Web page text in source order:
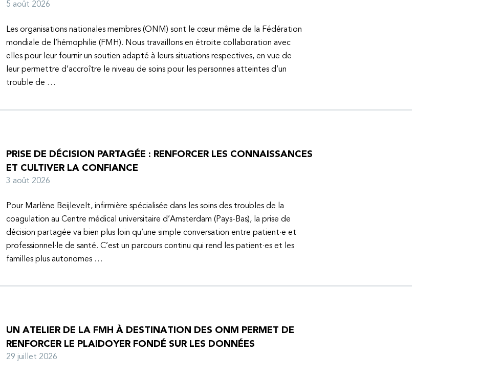
5 août 2026
Les organisations nationales membres (ONM) sont le cœur même de la Fédération
mondiale de l’hémophilie (FMH). Nous travaillons en étroite collaboration avec
elles pour leur fournir un soutien adapté à leurs situations respectives, en vue de
leur permettre d’accroître le niveau de soins pour les personnes atteintes d’un
trouble de …
PRISE DE DÉCISION PARTAGÉE : RENFORCER LES CONNAISSANCES
ET CULTIVER LA CONFIANCE
3 août 2026
Pour Marlène Beijlevelt, infirmière spécialisée dans les soins des troubles de la
coagulation au Centre médical universitaire d’Amsterdam (Pays-Bas), la prise de
décision partagée va bien plus loin qu’une simple conversation entre patient·e et
professionnel·le de santé. C’est un parcours continu qui rend les patient·es et les
familles plus autonomes …
UN ATELIER DE LA FMH À DESTINATION DES ONM PERMET DE
RENFORCER LE PLAIDOYER FONDÉ SUR LES DONNÉES
29 juillet 2026